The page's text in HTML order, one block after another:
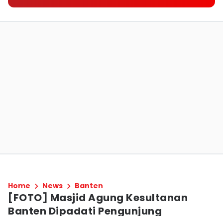
Home News Banten
[FOTO] Masjid Agung Kesultanan
Banten Dipadati Pengunjung